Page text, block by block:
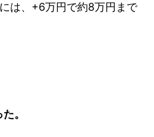
は、+6万円で約8万円まで
。